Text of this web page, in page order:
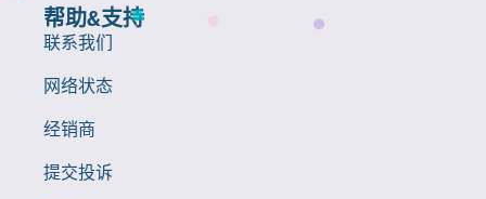
帮助&支持
联系我们
网络状态
经销商
提交投诉